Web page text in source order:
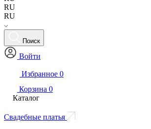
RU
RU
Поиск
Войти
Избранное 0
Корзина 0
Каталог
Свадебные платья